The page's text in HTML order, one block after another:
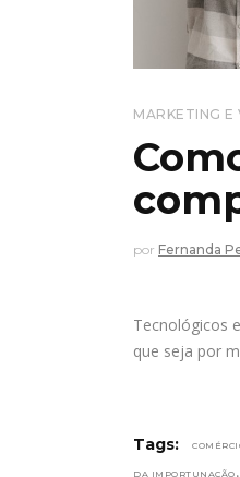
MARKETING E
por Fernanda
Tecnológicos
que seja por
Tags:
DA IMPORTUNAÇÃO ,